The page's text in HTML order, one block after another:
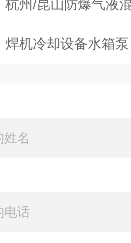
杭州/昆山防爆气液
焊机冷却设备水箱